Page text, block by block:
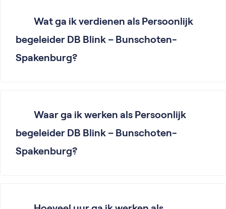
Wat ga ik verdienen als Persoonlijk
begeleider DB Blink – Bunschoten-
Spakenburg?
Waar ga ik werken als Persoonlijk
begeleider DB Blink – Bunschoten-
Spakenburg?